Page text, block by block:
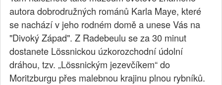
autora dobrodružných románů Karla Maye, které
se nachází v jeho rodném domě a unese Vás na
"Divoký Západ". Z Radebeulu se za 30 minut
dostanete Lössnickou úzkorozchodní údolní
dráhou, tzv. „Lössnickým jezevčíkem“ do
Moritzburgu přes malebnou krajinu plnou rybníků.